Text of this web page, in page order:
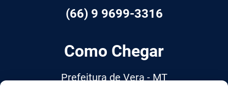
(66) 9 9699-3316
Como Chegar
Prefeitura de Vera - MT